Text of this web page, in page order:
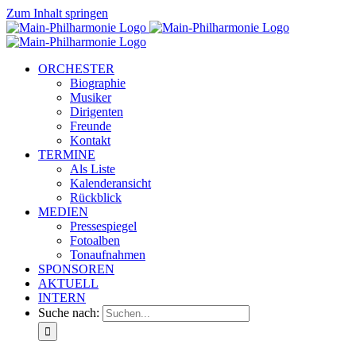
Zum Inhalt springen
ORCHESTER
Biographie
Musiker
Dirigenten
Freunde
Kontakt
TERMINE
Als Liste
Kalenderansicht
Rückblick
MEDIEN
Pressespiegel
Fotoalben
Tonaufnahmen
SPONSOREN
AKTUELL
INTERN
Suche nach: